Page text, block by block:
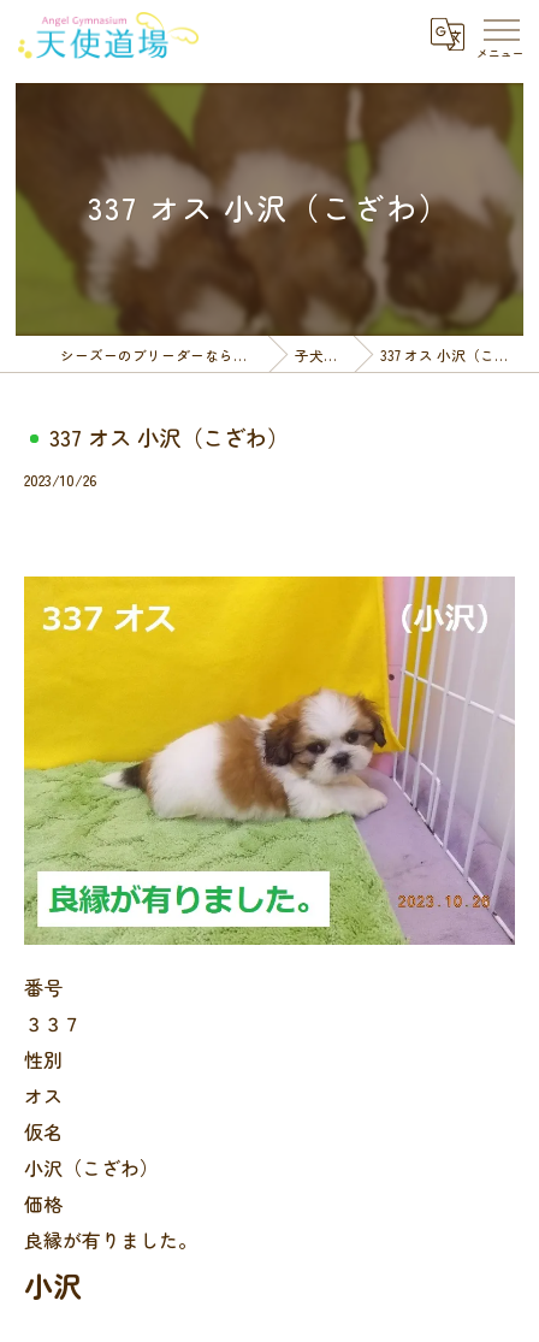
337 オス 小沢（こざわ）
シーズーのブリーダーなら天使道場 子犬一覧 337 オス 小沢（こざわ）
337 オス 小沢（こざわ）
2023/10/26
番号
３３７
性別
オス
仮名
小沢（こざわ）
価格
良縁が有りました。
小沢